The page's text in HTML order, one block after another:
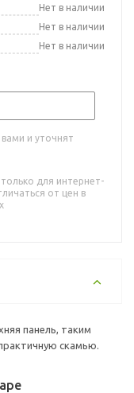
Нет в наличии
Нет в наличии
Нет в наличии
и уточнят
для интернет-
от цен в
панель, таким
скамью.